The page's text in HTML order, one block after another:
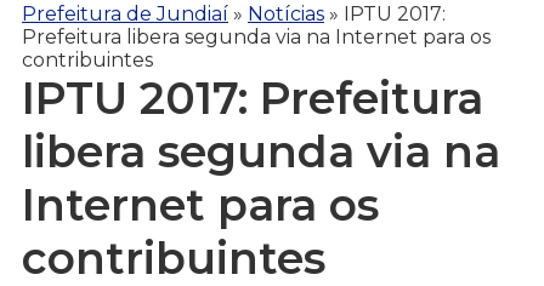
Prefeitura de Jundiaí » Notícias » IPTU 2017:
Prefeitura libera segunda via na Internet para os
contribuintes
IPTU 2017: Prefeitura
libera segunda via na
Internet para os
contribuintes